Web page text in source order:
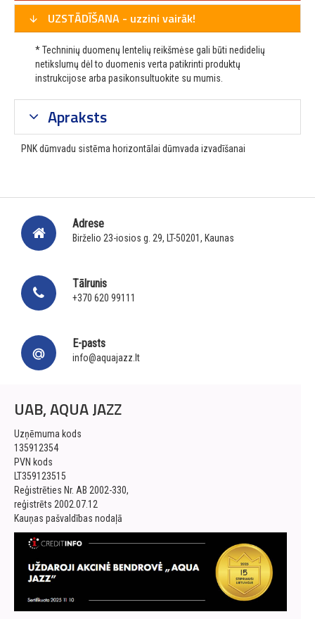
UZSTĀDĪŠANA - uzzini vairāk!
* Techninių duomenų lentelių reikšmėse gali būti nedidelių
netikslumų dėl to duomenis verta patikrinti produktų
instrukcijose arba pasikonsultuokite su mumis.
Apraksts
PNK dūmvadu sistēma horizontālai dūmvada izvadīšanai
Adrese
Birželio 23-iosios g. 29, LT-50201, Kaunas
Tālrunis
+370 620 99111
E-pasts
info@aquajazz.lt
UAB, AQUA JAZZ
Uzņēmuma kods
135912354
PVN kods
LT359123515
Reģistrēties Nr. AB 2002-330,
reģistrēts 2002.07.12
Kauņas pašvaldības nodaļā